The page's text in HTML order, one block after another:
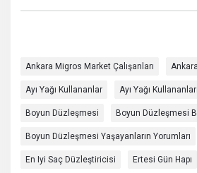
Ankara Migros Market Çalışanları
Ayı Yağı Kullananlar Ayı Yağı
Boyun Düzleşmesi Boyun Düzleşmesi
Boyun Düzleşmesi Yaşayanların Yorumları
En Iyi Saç Düzleştiricisi Ertesi Gün Hapı